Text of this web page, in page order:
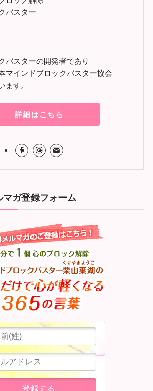
バスター
バスターの開発者であり
マインドブロックバスター協会
ます。
詳細はこちら
ガ登録フォーム